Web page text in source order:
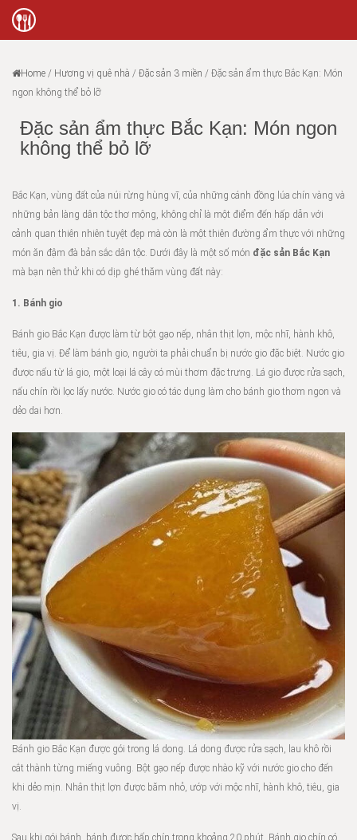
Home / Hương vị quê nhà / Đặc sản 3 miền / Đặc sản ẩm thực Bắc Kạn: Món
ngon không thể bỏ lỡ
Đặc sản ẩm thực Bắc Kạn: Món ngon
không thể bỏ lỡ
Bắc Kạn, vùng đất của núi rừng hùng vĩ, của những cánh đồng lúa chín vàng và
những bản làng dân tộc thơ mộng, không chỉ là một điểm đến hấp dẫn với
cảnh quan thiên nhiên tuyệt đẹp mà còn là một thiên đường ẩm thực với những
món ăn đậm đà bản sắc dân tộc. Dưới đây là một số món đặc sản Bắc Kạn
mà bạn nên thử khi có dịp ghé thăm vùng đất này:
1. Bánh gio
Bánh gio Bắc Kạn được làm từ bột gạo nếp, nhân thịt lợn, mộc nhĩ, hành khô,
tiêu, gia vị. Để làm bánh gio, người ta phải chuẩn bị nước gio đặc biệt. Nước gio
được nấu từ lá gio, một loại lá cây có mùi thơm đặc trưng. Lá gio được rửa sạch,
nấu chín rồi lọc lấy nước. Nước gio có tác dụng làm cho bánh gio thơm ngon và
dẻo dai hơn.
Bánh gio Bắc Kạn được gói trong lá dong. Lá dong được rửa sạch, lau khô rồi
cắt thành từng miếng vuông. Bột gạo nếp được nhào kỹ với nước gio cho đến
khi dẻo mịn. Nhân thịt lợn được băm nhỏ, ướp với mộc nhĩ, hành khô, tiêu, gia
vị.
Sau khi gói bánh, bánh được hấp chín trong khoảng 20 phút. Bánh gio chín có